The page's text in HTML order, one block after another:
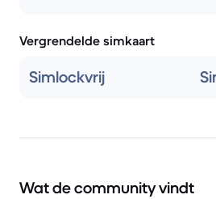
Vergrendelde simkaart
Simlockvrij
Wat de community vindt